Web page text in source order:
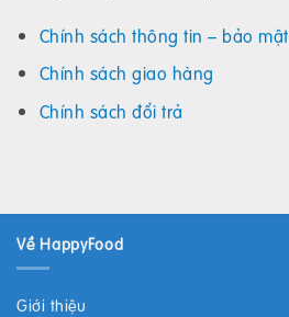
Chính sách thông tin – bảo mật
Chính sách giao hàng
Chính sách đổi trả
Về HappyFood
Giới thiệu